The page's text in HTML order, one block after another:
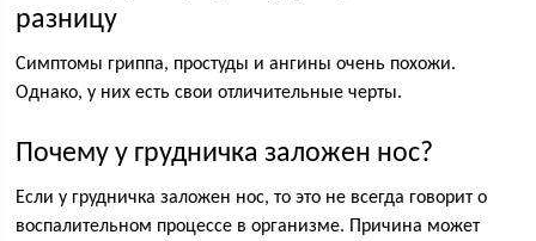
разницу
Симптомы гриппа, простуды и ангины очень похожи.
Однако, у них есть свои отличительные черты.
Почему у грудничка заложен нос?
Если у грудничка заложен нос, то это не всегда говорит о
воспалительном процессе в организме. Причина может